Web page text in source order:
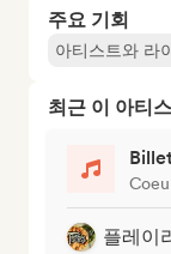
주요 기회
아티스트와 라
최근 이 아티
플레이